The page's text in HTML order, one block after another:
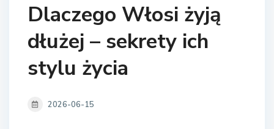
Dlaczego Włosi żyją
dłużej – sekrety ich
stylu życia
2026-06-15